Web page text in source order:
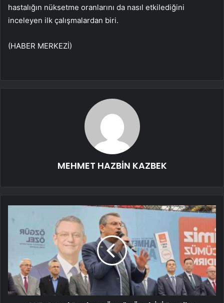
hastalığın nüksetme oranlarını da nasıl etkilediğini
inceleyen ilk çalışmalardan biri.
(HABER MERKEZİ)
MEHMET HAZBİN KAZBEK